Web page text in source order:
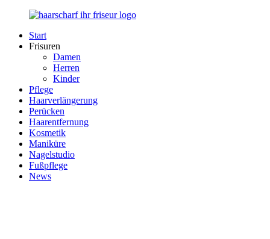
Zurück
Inhalt
Haarscharf
Händen
Start
Frisuren
Damen
Herren
Kinder
Pflege
Haarverlängerung
Perücken
Haarentfernung
Kosmetik
Maniküre
Nagelstudio
Fußpflege
News